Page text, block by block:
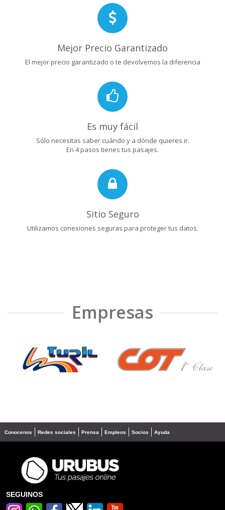
Mejor Precio Garantizado
El mejor precio garantizado o te devolvemos la diferencia
Es muy fácil
Sólo necesitas saber cuándo y a dónde quieres ir.
En 4 pasos tienes tus pasajes.
Sitio Seguro
Utilizamos conexiones seguras para proteger tus datos.
Empresas
❮ ❯
Conocenos Redes sociales Prensa Empleos Socios Ayuda
SEGUINOS